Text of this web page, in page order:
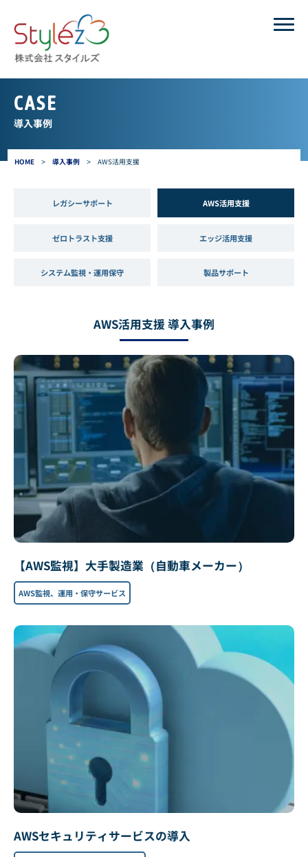
HOME > 導入事例 > AWS活用支援
CASE
導入事例
レガシーサポート AWS活用支援
ゼロトラスト支援 エッジ活用支援
システム監視・運用保守 製品サポート
AWS活用支援 導入事例
【AWS監視】大手製造業（自動車メーカー）
AWS監視、運用・保守サービス
AWSセキュリティサービスの導入